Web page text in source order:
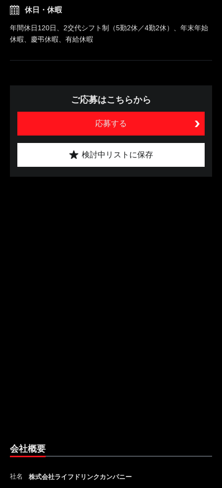
休日・休暇
年間休日120日、2交代シフト制（5勤2休／4勤2休）、年末年始
休暇、慶弔休暇、有給休暇
ご応募はこちらから
応募する
検討中リストに保存
会社概要
社名 株式会社ライフドリンクカンパニー